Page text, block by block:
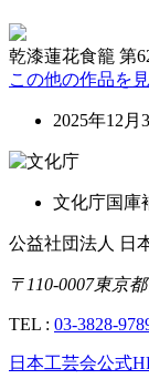
乾漆蓮花食籠 第
この他の作品を
2025年12
文化庁国庫
公益社団法人 日
〒110-0007東京
TEL : 03-3828-
日本工芸会公式